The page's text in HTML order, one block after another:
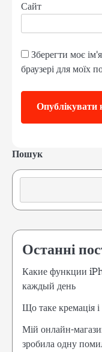
Сайт
Зберегти моє
браузері для моїх
Пошук
Останні
Какие функции
каждый день
Що таке кремація
Мій онлайн-
зробила одну